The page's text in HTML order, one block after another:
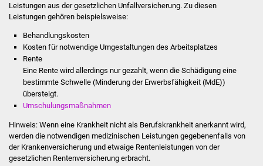
Jubiläumsjahr 2021
Projekte
Sanierung Hallenbad
Sanierung Bizethalle
Leistungen aus der gesetzlichen Unfallversicherung. Zu diesen
Leistungen gehören beispielsweise:
Behandlungskosten
Kosten für notwendige Umgestaltungen des Arbeitsplatzes
Rente
Eine Rente wird allerdings nur gezahlt, wenn die Schädigung eine
bestimmte Schwelle (Minderung der Erwerbsfähigkeit (MdE))
übersteigt.
Umschulungsmaßnahmen
Hinweis: Wenn eine Krankheit nicht als Berufskrankheit anerkannt wird,
werden die notwendigen medizinischen Leistungen gegebenenfalls von
der Krankenversicherung und etwaige Rentenleistungen von der
gesetzlichen Rentenversicherung erbracht.